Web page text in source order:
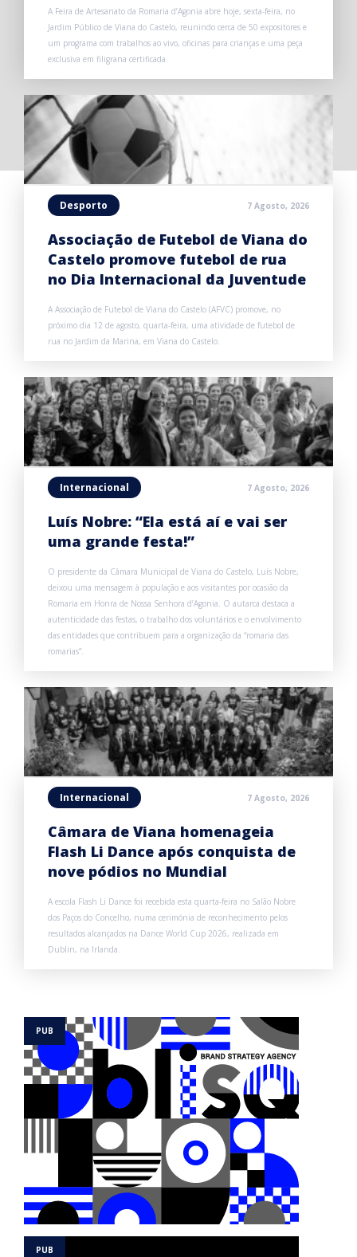
A Feira de Artesanato da Romaria d’Agonia abre hoje, sexta-feira, no
Jardim Público de Viana do Castelo, reunindo cerca de 50 expositores e
um programa com trabalhos ao vivo, oficinas para crianças e uma peça
exclusiva em filigrana certificada.
Desporto 7 Agosto, 2026
Associação de Futebol de Viana do
Castelo promove futebol de rua
no Dia Internacional da Juventude
A Associação de Futebol de Viana do Castelo (AFVC) promove, no
próximo dia 12 de agosto, quarta-feira, uma atividade de futebol de
rua no Jardim da Marina, em Viana do Castelo.
Internacional 7 Agosto, 2026
Luís Nobre: “Ela está aí e vai ser
uma grande festa!”
O presidente da Câmara Municipal de Viana do Castelo, Luís Nobre,
deixou uma mensagem à população e aos visitantes por ocasião da
Romaria em Honra de Nossa Senhora d’Agonia. O autarca destaca a
autenticidade das festas, o trabalho dos voluntários e o envolvimento
das entidades que contribuem para a organização da “romaria das
romarias”.
Internacional 7 Agosto, 2026
Câmara de Viana homenageia
Flash Li Dance após conquista de
nove pódios no Mundial
A escola Flash Li Dance foi recebida esta quarta-feira no Salão Nobre
dos Paços do Concelho, numa cerimónia de reconhecimento pelos
resultados alcançados na Dance World Cup 2026, realizada em
Dublin, na Irlanda.